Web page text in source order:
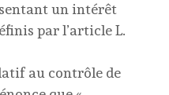
un intérêt
par l’article L.
au contrôle de